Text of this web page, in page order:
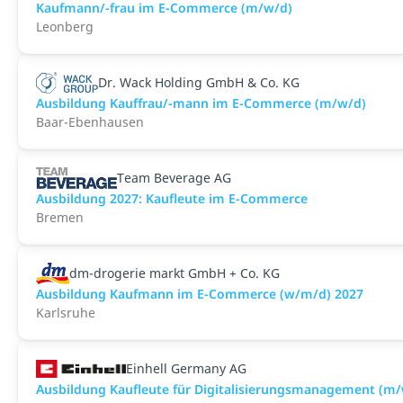
Kaufmann/-frau im E-Commerce (m/w/d)
Leonberg
Dr. Wack Holding GmbH & Co. KG
Ausbildung Kauffrau/-mann im E-Commerce (m/w/d)
Baar-Ebenhausen
Team Beverage AG
Ausbildung 2027: Kaufleute im E-Commerce
Bremen
dm-drogerie markt GmbH + Co. KG
Ausbildung Kaufmann im E-Commerce (w/m/d) 2027
Karlsruhe
Einhell Germany AG
Ausbildung Kaufleute für Digitalisierungsmanagement